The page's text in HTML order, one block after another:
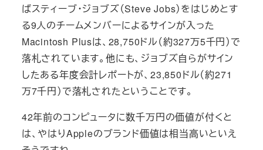
ばスティーブ・ジョブズ（Steve Jobs）をはじめとす
る9人のチームメンバーによるサインが入った
Macintosh Plusは、28,750ドル（約327万5千円）で
落札されています。他にも、ジョブズ自らがサイン
したある年度会計レポートが、23,850ドル（約271
万7千円）で落札されたということです。
42年前のコンピュータに数千万円の価値が付くと
は、やはりAppleのブランド価値は相当高いといえ